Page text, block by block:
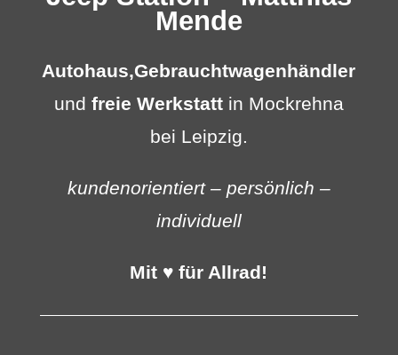
Mende
Autohaus,Gebrauchtwagenhändler
und freie Werkstattin Mockrehna
bei Leipzig.
kundenorientiert – persönlich –
individuell
Mit ♥ für Allrad!